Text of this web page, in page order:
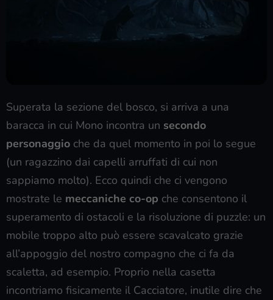
Superata la sezione del bosco, si arriva a una
baracca in cui Mono incontra un secondo
personaggio che da quel momento in poi lo segue
(un ragazzino dai capelli arruffati di cui non
sappiamo molto). Ecco quindi che ci vengono
mostrate le meccaniche co-op che consentono il
superamento di ostacoli e la risoluzione di puzzle: un
mobile troppo alto può essere scavalcato grazie
all’appoggio del nostro compagno che ci fa da
scaletta, ad esempio. Proprio nella casetta
incontriamo fisicamente il Cacciatore, inutile dire che